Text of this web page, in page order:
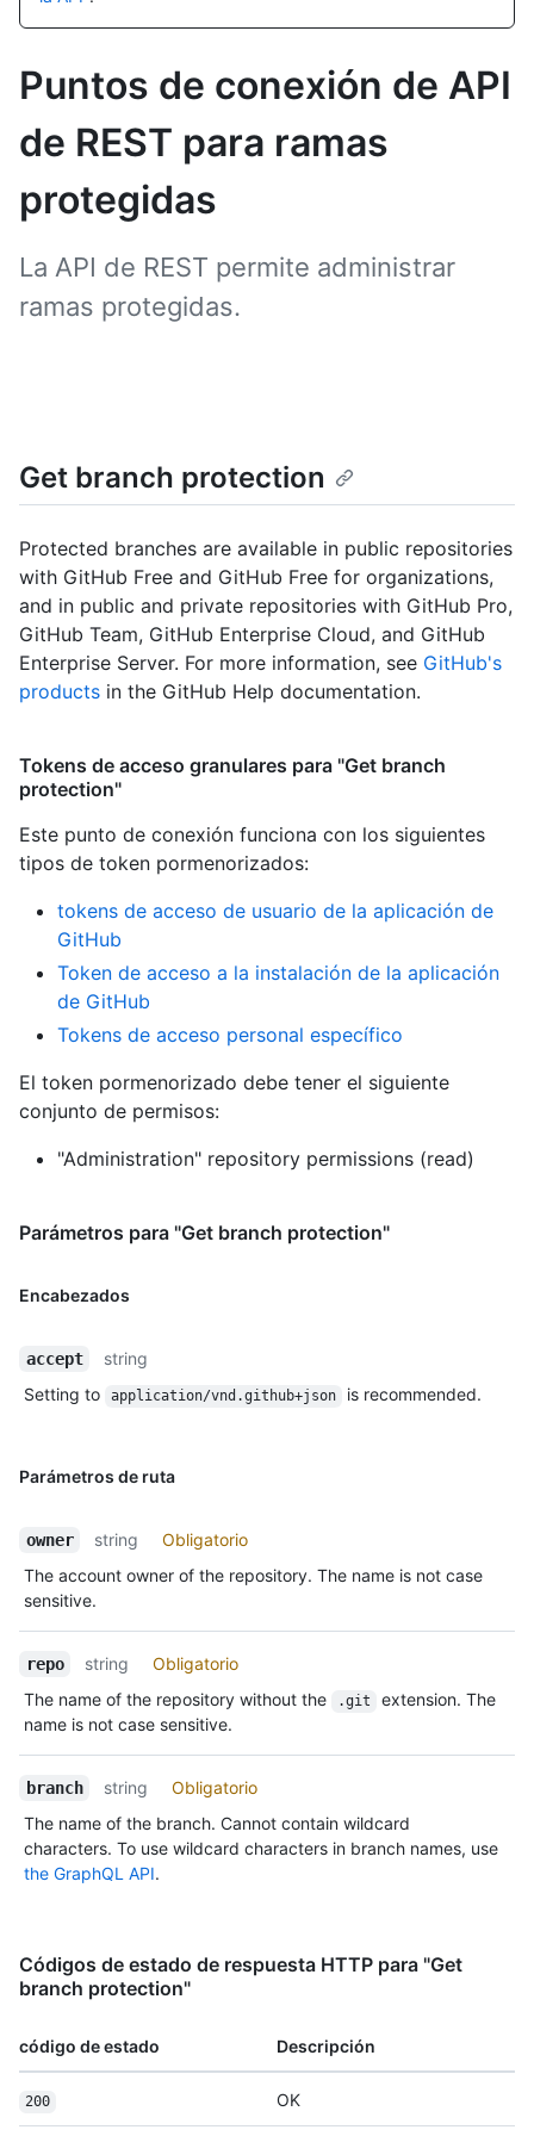
Puntos de conexión de API
de REST para ramas
protegidas
La API de REST permite administrar
ramas protegidas.
Get branch protection
Protected branches are available in public repositories
with GitHub Free and GitHub Free for organizations,
and in public and private repositories with GitHub Pro,
GitHub Team, GitHub Enterprise Cloud, and GitHub
Enterprise Server. For more information, see GitHub's
products in the GitHub Help documentation.
Tokens de acceso granulares para "Get branch
protection"
Este punto de conexión funciona con los siguientes
tipos de token pormenorizados:
tokens de acceso de usuario de la aplicación de
GitHub
Token de acceso a la instalación de la aplicación
de GitHub
Tokens de acceso personal específico
El token pormenorizado debe tener el siguiente
conjunto de permisos:
"Administration" repository permissions (read)
Parámetros para "Get branch protection"
Encabezados
accept
string
Setting to
application/vnd.github+json is recommended.
Parámetros de ruta
owner string
Obligatorio
The account owner of the repository. The name is not case
sensitive.
repo string
Obligatorio
The name of the repository without the
.git
extension. The
name is not case sensitive.
branch string
Obligatorio
The name of the branch. Cannot contain wildcard
characters. To use wildcard characters in branch names, use
the GraphQL API.
Códigos de estado de respuesta HTTP para "Get
branch protection"
código de estado Descripción
200 OK